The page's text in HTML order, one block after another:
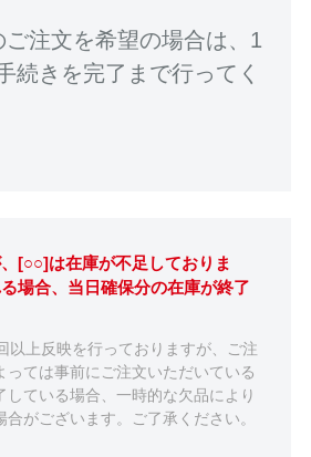
注文を希望の場合は、1
続きを完了まで行ってく
、[○○]は在庫が不足しておりま
場合、当日確保分の在庫が終了
以上反映を行っておりますが、ご注
っては事前にご注文いただいている
している場合、一時的な欠品により
合がございます。ご了承ください。